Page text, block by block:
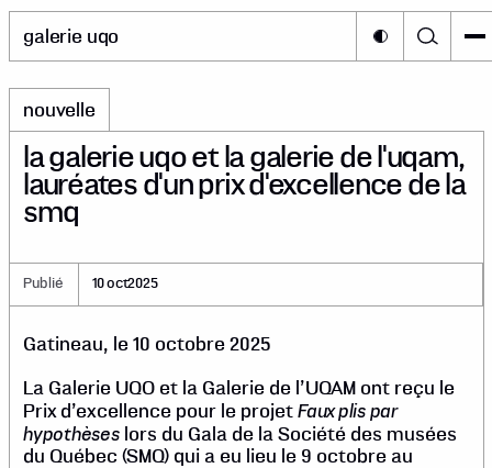
galerie uqo
nouvelle
la galerie uqo et la galerie de l'uqam,
lauréates d'un prix d'excellence de la
smq
Publié 10 oct2025
Gatineau, le 10 octobre 2025
La Galerie UQO et la Galerie de l’UQAM ont reçu le
Prix d’excellence pour le projet Faux plis par
hypothèseslors du Gala de la Société des musées
du Québec (SMQ) qui a eu lieu le 9 octobre au